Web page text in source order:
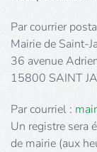
Par courrier
Mairie de Saint-
36 avenue
15800 SAINT
Par courriel :
Un registre sera
de mairie (aux